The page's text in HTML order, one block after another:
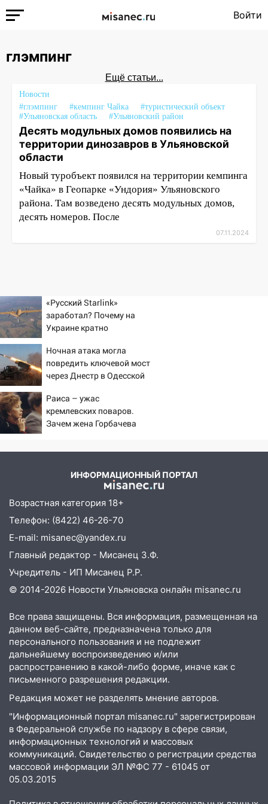
Войти
глэмпинг
Ещё статьи...
Новости
#глэмпинг
#кемпинг Чайка
#туристический объект
#Ульяновская область
#Ульяновский район
Десять модульных домов появились на
территории динозавров в Ульяновской
области
Новый туробъект появился на территории кемпинга
«Чайка» в Геопарке «Ундория» Ульяновского
района. Там возведено десять модульных домов,
десять номеров. После
07.11.2024
«Русский Starlink»
заработал? Почему на
Украине кратно
попаданий по объектам
ВСУ
Ночная атака могла
повредить ключевой мост
через Днестр в Одесской
Раиса – ужас
кремлевских поваров.
Зачем жена Горбачева
ИНФОРМАЦИОННЫЙ ПОРТАЛ
Возрастная категория 18+
Телефон: (8422) 46-26-70
E-mail: misanec@yandex.ru
Главный редактор - Мисанец З.Ф.
Учредитель - ИП Мисанец Р.Р.
© 2014-2026 Новости Ульяновска онлайн misanec.ru
Все права защищены. Вся информация, размещенная на
данном веб-сайте, предназначена только для
персонального пользования и не подлежит
дальнейшему воспроизведению и/или
распространению в какой-либо форме, иначе как с
письменного разрешения редакции.
Редакция может не разделять мнение авторов.
"Информационный портал misanec.ru" зарегистрирован
в Федеральной службе по надзору в сфере связи,
информационных технологий и массовых
коммуникаций. Свидетельство о регистрации средства
массовой информации ЭЛ №ФС 77 - 61045 от
05.03.2015